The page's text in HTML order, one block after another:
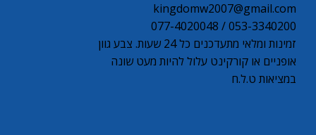
kingdomw2007@gmail.com
053-3340200 / 077-4020048
זמינות ומלאי מתעדכנים כל 24 שעות. צבע גוון
אופניים או קורקינט עלול להיות מעט שונה
במציאות ט.ל.ח